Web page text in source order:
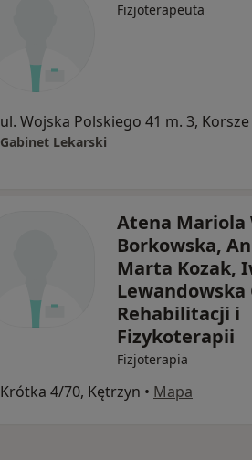
Fizjoterapeuta
ul. Wojska Polskiego 41 m. 3, Korsze
Gabinet Lekarski
Atena Mariola
Borkowska,
Marta Kozak,
Lewandowska
Rehabilitacji i
Fizykoterapii
Fizjoterapia
Krótka 4/70, Kętrzyn • Mapa